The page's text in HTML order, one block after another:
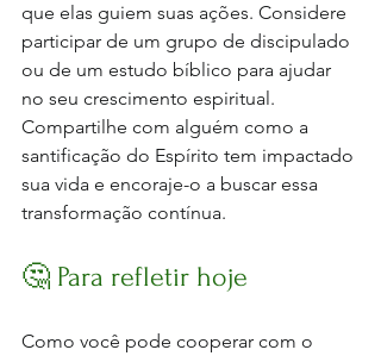
que elas guiem suas ações. Considere
participar de um grupo de discipulado
ou de um estudo bíblico para ajudar
no seu crescimento espiritual.
Compartilhe com alguém como a
santificação do Espírito tem impactado
sua vida e encoraje-o a buscar essa
transformação contínua.
🤔 Para refletir hoje
Como você pode cooperar com o